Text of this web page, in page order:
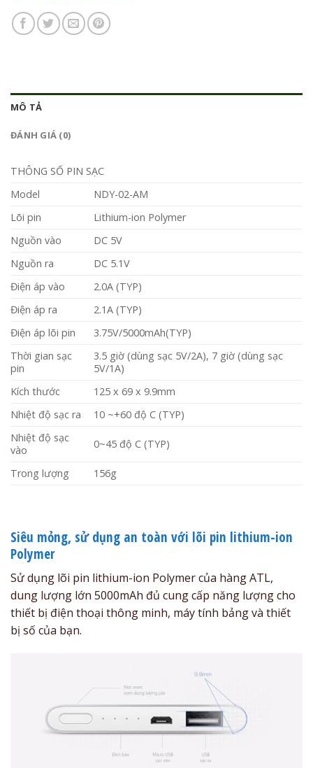
MÔ TẢ
ĐÁNH GIÁ (0)
THÔNG SỐ PIN SẠC
Model
NDY-02-AM
Lõi pin
Lithium-ion Polymer
Nguồn vào
DC 5V
Nguồn ra
DC 5.1V
Điện áp vào
2.0A (TYP)
Điện áp ra
2.1A (TYP)
Điện áp lõi pin
3.75V/5000mAh(TYP)
Thời gian sạc
pin
3.5 giờ (dùng sạc 5V/2A), 7 giờ (dùng sạc
5V/1A)
Kích thước
125 x 69 x 9.9mm
Nhiệt độ sạc ra
10 ~+60 độ C (TYP)
Nhiệt độ sạc
vào
0~45 độ C (TYP)
Trong lượng 156g
Siêu mỏng, sử dụng an toàn với lõi pin lithium-ion
Polymer
Sử dụng lõi pin lithium-ion Polymer của hàng ATL,
dung lượng lớn 5000mAh đủ cung cấp năng lượng cho
thiết bị điện thoại thông minh, máy tính bảng và thiết
bị số của bạn.